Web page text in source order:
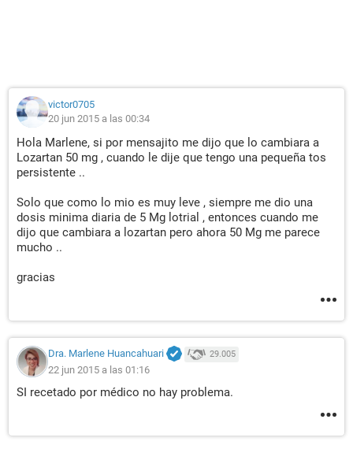
victor0705
20 jun 2015 a las 00:34
Hola Marlene, si por mensajito me dijo que lo cambiara a
Lozartan 50 mg , cuando le dije que tengo una pequeña tos
persistente ..
Solo que como lo mio es muy leve , siempre me dio una
dosis minima diaria de 5 Mg lotrial , entonces cuando me
dijo que cambiara a lozartan pero ahora 50 Mg me parece
mucho ..
gracias
Dra. Marlene Huancahuari 29.005
22 jun 2015 a las 01:16
SI recetado por médico no hay problema.